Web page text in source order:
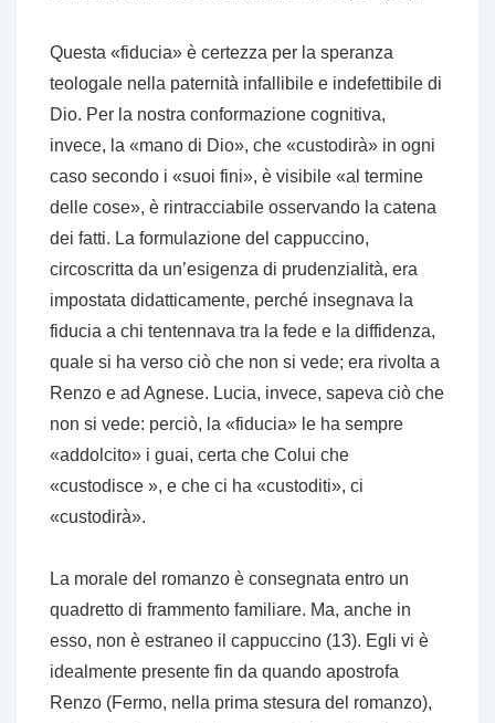
Questa «fiducia» è certezza per la speranza
teologale nella paternità infallibile e indefettibile di
Dio. Per la nostra conformazione cognitiva,
invece, la «mano di Dio», che «custodirà» in ogni
caso secondo i «suoi fini», è visibile «al termine
delle cose», è rintracciabile osservando la catena
dei fatti. La formulazione del cappuccino,
circoscritta da un’esigenza di prudenzialità, era
impostata didatticamente, perché insegnava la
fiducia a chi tentennava tra la fede e la diffidenza,
quale si ha verso ciò che non si vede; era rivolta a
Renzo e ad Agnese. Lucia, invece, sapeva ciò che
non si vede: perciò, la «fiducia» le ha sempre
«addolcito» i guai, certa che Colui che
«custodisce », e che ci ha «custoditi», ci
«custodirà».
La morale del romanzo è consegnata entro un
quadretto di frammento familiare. Ma, anche in
esso, non è estraneo il cappuccino (13). Egli vi è
idealmente presente fin da quando apostrofa
Renzo (Fermo, nella prima stesura del romanzo),